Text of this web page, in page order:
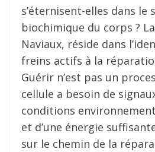
s’éternisent-elles dans le
biochimique du corps ?
Naviaux, réside dans
freins actifs à la
Guérir n’est pas un
cellule a besoin de
conditions
et d’une énergie
sur le chemin de la